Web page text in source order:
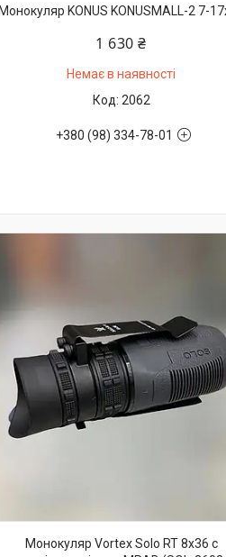
Монокуляр KONUS KONUSMALL-2 7-
1 630 ₴
Немає в наявності
2062
+380 (98) 334-78-01
Монокуляр Vortex Solo RT 8x36 c